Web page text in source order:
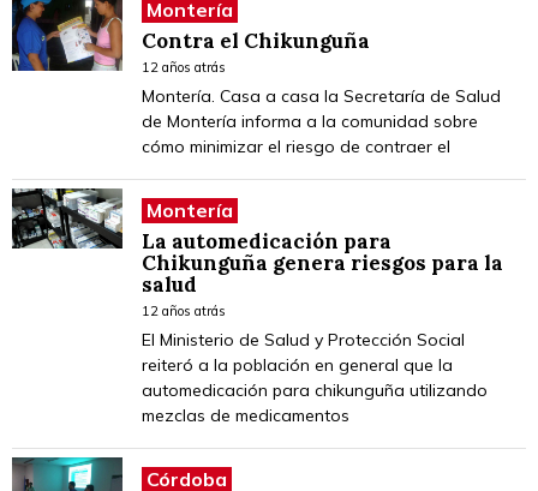
Montería
Contra el Chikunguña
12 años atrás
Montería. Casa a casa la Secretaría de Salud
de Montería informa a la comunidad sobre
cómo minimizar el riesgo de contraer el
Montería
La automedicación para
Chikunguña genera riesgos para la
salud
12 años atrás
El Ministerio de Salud y Protección Social
reiteró a la población en general que la
automedicación para chikunguña utilizando
mezclas de medicamentos
Córdoba